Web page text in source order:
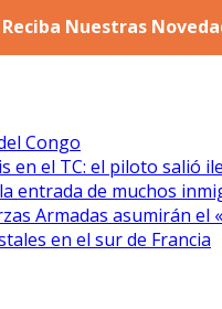
Congo
en el TC: el piloto salió
entrada de muchos
Armadas asumirán el
en el sur de Francia